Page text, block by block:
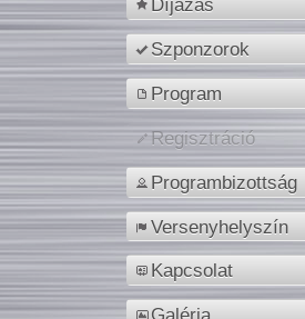
Díjazás
Szponzorok
Program
Regisztráció
Programbizottság
Versenyhelyszín
Kapcsolat
Galéria